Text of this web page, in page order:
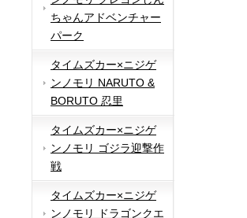
ちゃんアドベンチャー
パーク
タイムズカー×ニジゲ
ンノモリ NARUTO &
BORUTO 忍里
タイムズカー×ニジゲ
ンノモリ ゴジラ迎撃作
戦
タイムズカー×ニジゲ
ンノモリ ドラゴンクエ